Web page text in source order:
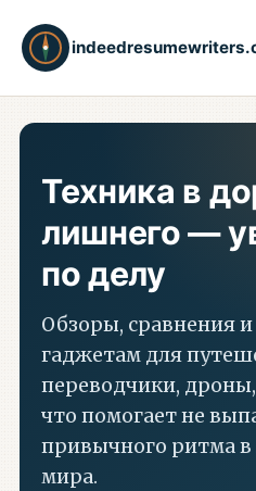
Техника в
лишнего —
по делу
Обзоры, сравнения
гаджетам для
переводчики,
что помогает не
привычного ритма
мира.